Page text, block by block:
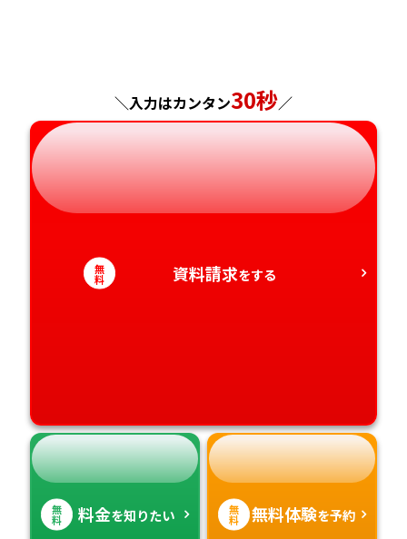
岐阜県
静岡県
奈良県
和歌山県
山口県
徳島県
愛媛県
熊本県
大分県
鹿児島県
＼入力はカンタン30秒／
無
料 資料請求をする
無
料 料金を知りたい 無
料 無料体験を予約